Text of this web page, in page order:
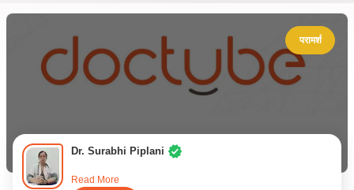
परामर्श
Dr. Surabhi Piplani
Read More